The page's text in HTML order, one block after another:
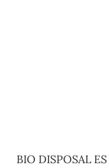
BIO DISPOSAL